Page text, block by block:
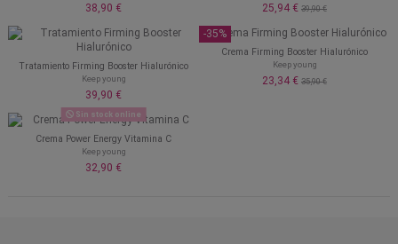
38,90 € 25,94 € 39,90 €
Tratamiento Firming Booster Hialurónico
Keep young
39,90 €
-35%
Crema Firming Booster Hialurónico
Keep young
23,34 € 35,90 €
Sin stock online
Crema Power Energy Vitamina C
Keep young
32,90 €